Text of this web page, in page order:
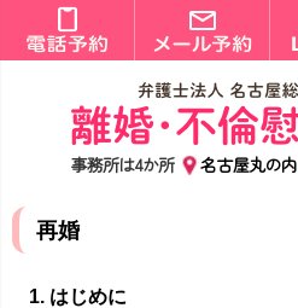
事務所は4か所 名古屋丸の内
再婚
1. はじめに